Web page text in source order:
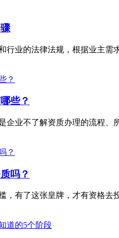
行业的法律法规，根据业主
些？
企业不了解资质办理的流程、
吗？
，有了这张皇牌，才有资格去